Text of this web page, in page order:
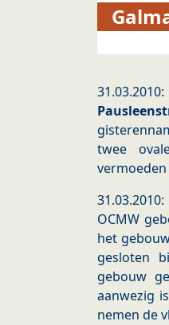
31.03.2010:
twee
31.03.2010:
OCMW
het
gesloten
gebouw
aanwezig
nemen de